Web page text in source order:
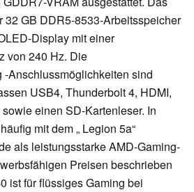
32 GB DDR5-8533-Arbeitsspeicher
Display mit einer
von 240 Hz. Die
Anschlussmöglichkeiten sind
USB4, Thunderbolt 4, HDMI,
einen SD-Kartenleser. In
mit dem „ Legion 5a“
als leistungsstarke AMD-Gaming-
Preisen beschrieben
ist für flüssiges Gaming bei